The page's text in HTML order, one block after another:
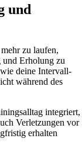
und
zu laufen,
und Erholung zu
deine Intervall-
während des
integriert,
Verletzungen vor
erhalten